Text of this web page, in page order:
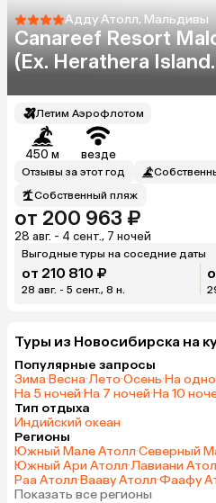
Адду Атолл, Мальдивы
Canareef Resort
(Ex. Herathera Island
Летим Аэрофлотом
450 м везде
Отзывы за этот год
Собственный пляж
от 200 963 ₽
28 авг. - 4 сент., 7 ночей
Выгодные туры на соседние даты
от 210 810 ₽
28 авг. - 5 сент., 8 н.
Туры из Новосибирска на
Популярные запросы
Зима·Весна·Лето·Осень·На
На 5 ночей·На 7 ночей·На 10
Тип отдыха
Индийский океан
Регионы
Южный Мале Атолл·Северный
Южный Ари Атолл·Лавиани
Раа Атолл·Вааву Атолл·Фаафу
Показать все регионы